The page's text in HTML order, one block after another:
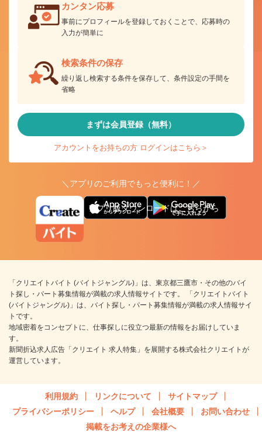
カンタン応募
事前にプロフィールを登録しておくことで、応募時の
入力が簡単に
検索条件の保存
繰り返し検索する条件を保存して、条件設定の手間を
省略
まずは会員登録（無料）
アカウントをお持ちの方 ログインはこちら＞
＼アプリのご利用でもっと便利に！／
アプリ版ダウンロードはこちらから
「クリエイトバイト (バイトジャングル)」は、東京都三鷹市・その他のバイ
ト探し・パート募集情報が満載の求人情報サイトです。 「クリエイトバイト
(バイトジャングル)」は、バイト探し・パート募集情報が満載の求人情報サイ
トです。
地域密着をコンセプトに、仕事探しに役立つ最新の情報をお届けしていま
す。
新聞折込求人広告「クリエイト 求人特集」を展開する株式会社クリエイトが
運営しています。
利用規約 リンクについて
サイトマップ
プライバシーポリシー
ヘルプ 会社概要
お問い合わせ
掲載をお考えの企業様へ